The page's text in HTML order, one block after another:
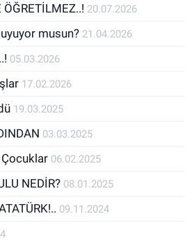
20.07.2026
musun? 21.04.2026
05.03.2026
17.02.2026
19.03.2025
03.03.2025
Çocuklar 06.02.2025
NEDİR? 08.01.2025
09.11.2024